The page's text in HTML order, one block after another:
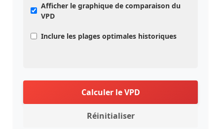
Afficher le graphique de comparaison du
VPD
Inclure les plages optimales historiques
Calculer le VPD
Réinitialiser